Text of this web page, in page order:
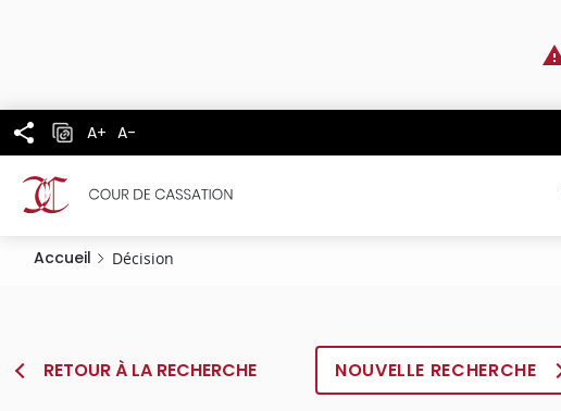
A+ A-
Accueil Décision
RETOUR À LA RECHERCHE NOUVELLE RECHERCHE